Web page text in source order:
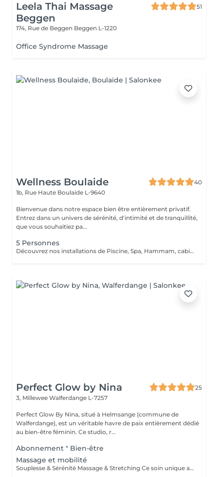
Leela Thai Massage
Beggen
51
174, Rue de Beggen Beggen L-1220
Office Syndrome Massage
Wellness Boulaide
40
1b, Rue Haute Boulaide L-9640
Bienvenue dans notre espace bien être entièrement privatif.
Entrez dans un univers de sérénité, d'intimité et de tranquillité,
que vous souhaitiez pa...
5 Personnes
Découvrez nos installations de Piscine, Spa, Hammam, cabine infrarouge, de la toute dernière génération que nous avons sélectionnés qualitativement tant ce projet nous tient à coeur.
Perfect Glow by Nina
25
3, Millewee Walferdange L-7257
Perfect Glow By Nina, situé à Helmsange (commune de
Walferdange), est un véritable havre de paix entièrement dédié
au bien-être féminin. Ce studio, r...
Abonnement " Bien-être
Massage et mobilité
Souplesse & Sérénité Massage & Stretching Ce soin unique allie la détente profonde du massage bien-être à la puissance du stretching passif, pour un relâchement complet du corps et de l'esprit. Pendant la séance, j'alterne entre des mouvements de massage relaxant pour détendre les tensions musculaires, et des étirements doux et guidés pour redonner de la mobilité à vos articulations et améliorer votre posture. Bienfaits : Soulage les tensions et raideurs musculaires Améliore la souplesse et la circulation Favorise une meilleure respiration et posture Relâche le mental et réduit le stress corporel Ce soin est idéal pour les personnes actives, en période de stress, ou simplement à la recherche d'un moment de bien-être profond et équilibrant.